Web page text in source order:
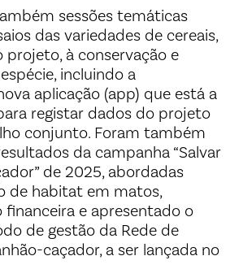
sessões temáticas
das variedades de cereais,
projeto, à conservação e
incluindo a
aplicação (app) que está a
registar dados do projeto
conjunto. Foram também
da campanha “Salvar
de 2025, abordadas
de habitat em matos,
financeira e apresentado o
de gestão da Rede de
caçador, a ser lançada no